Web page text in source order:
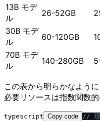
13B モデ
ル
26-52GB
30B モデ
ル
60-120GB
70B モデ
ル
140-280GB
この表から明らかなよう
必要リソースは指数関数的
typescript Copy code //